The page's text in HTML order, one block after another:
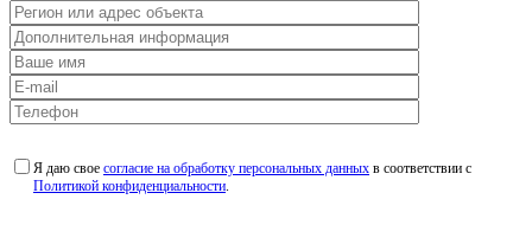
Я даю свое согласие на обработку персональных данных в соответствии с
Политикой конфиденциальности.